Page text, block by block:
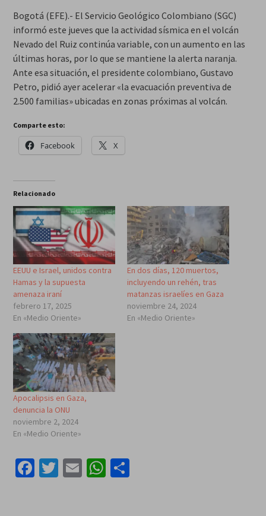
Bogotá (EFE).- El Servicio Geológico Colombiano (SGC)
informó este jueves que la actividad sísmica en el volcán
Nevado del Ruiz continúa variable, con un aumento en las
últimas horas, por lo que se mantiene la alerta naranja.
Ante esa situación, el presidente colombiano, Gustavo
Petro, pidió ayer acelerar «la evacuación preventiva de
2.500 familias» ubicadas en zonas próximas al volcán.
Comparte esto:
Facebook X
Relacionado
EEUU e Israel, unidos contra
Hamas y la supuesta
amenaza iraní
febrero 17, 2025
En «Medio Oriente»
En dos días, 120 muertos,
incluyendo un rehén, tras
matanzas israelíes en Gaza
noviembre 24, 2024
En «Medio Oriente»
Apocalipsis en Gaza,
denuncia la ONU
noviembre 2, 2024
En «Medio Oriente»
Facebook
Twitter
EmailWhatsApp
Compartir